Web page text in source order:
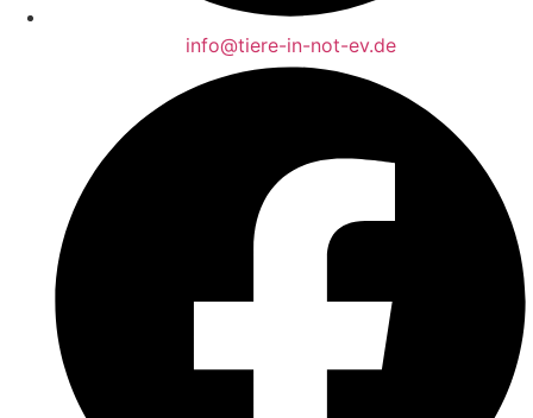
info@tiere-in-not-ev.de